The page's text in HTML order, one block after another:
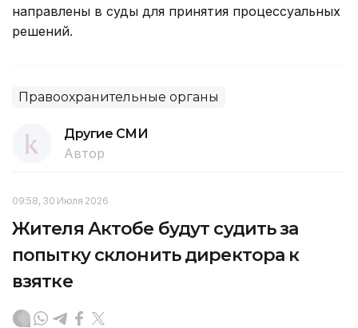
направлены в суды для принятия процессуальных
решений.
Правоохранительные органы
Другие СМИ
Автор
09:58, 30 Июля 2026
Жителя Актобе будут судить за
попытку склонить директора к
взятке